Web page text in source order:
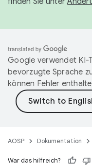
Google verwendet KI-
bevorzugte Sprache
können Fehler
AOSP Dokumentation
War das hilfreich?